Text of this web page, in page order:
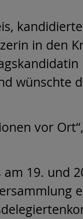
in den
wünschte
vor
19. und